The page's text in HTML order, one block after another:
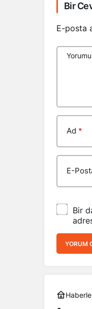
Bir
E-posta
Ad *
E-
Bir
YORUM